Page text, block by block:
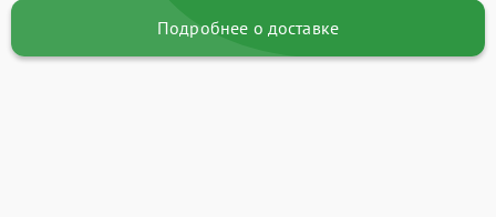
Подробнее о доставке